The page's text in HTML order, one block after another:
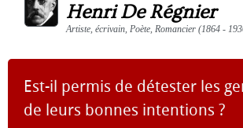
Henri De Régnier
Artiste, écrivain, Poète, Romancier (1864 -
Est-il permis de détester les
de leurs bonnes intentions ?